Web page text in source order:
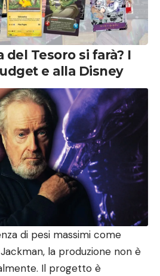
del Tesoro si farà? I
e alla Disney
di pesi massimi come
la produzione non è
Il progetto è